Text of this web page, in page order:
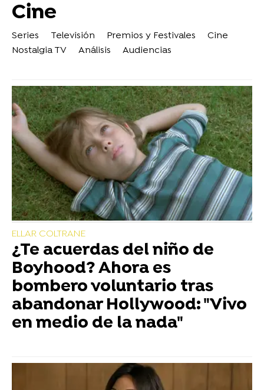
Cine
Series Televisión Premios y Festivales
Cine
Nostalgia TV
Análisis Audiencias
ELLAR COLTRANE
¿Te acuerdas del niño de
Boyhood? Ahora es
bombero voluntario tras
abandonar Hollywood: "Vivo
en medio de la nada"